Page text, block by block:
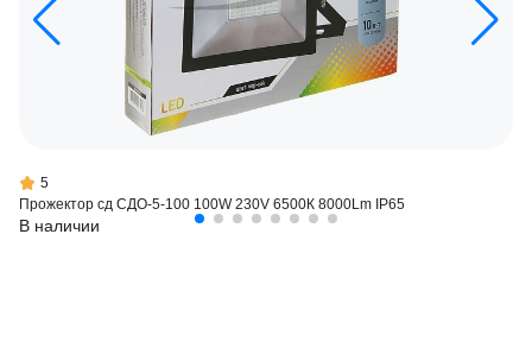
5
Прожектор сд СДО-5-100 100W 230V 6500К 8000Lm IP65
В наличии